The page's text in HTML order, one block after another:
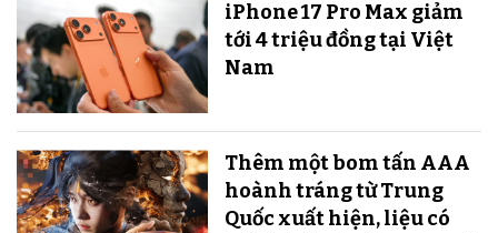
iPhone 17 Pro Max giảm
tới 4 triệu đồng tại Việt
Nam
Thêm một bom tấn AAA
hoành tráng từ Trung
Quốc xuất hiện, liệu có